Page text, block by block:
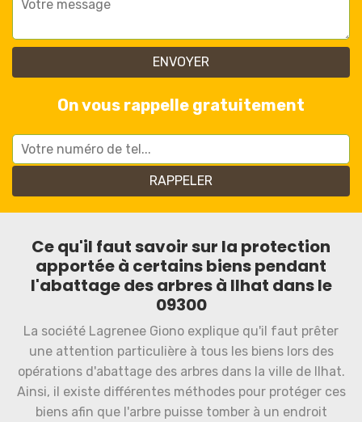
On vous rappelle gratuitement
Ce qu'il faut savoir sur la protection
apportée à certains biens pendant
l'abattage des arbres à Ilhat dans le
09300
La société Lagrenee Giono explique qu'il faut prêter
une attention particulière à tous les biens lors des
opérations d'abattage des arbres dans la ville de Ilhat.
Ainsi, il existe différentes méthodes pour protéger ces
biens afin que l'arbre puisse tomber à un endroit